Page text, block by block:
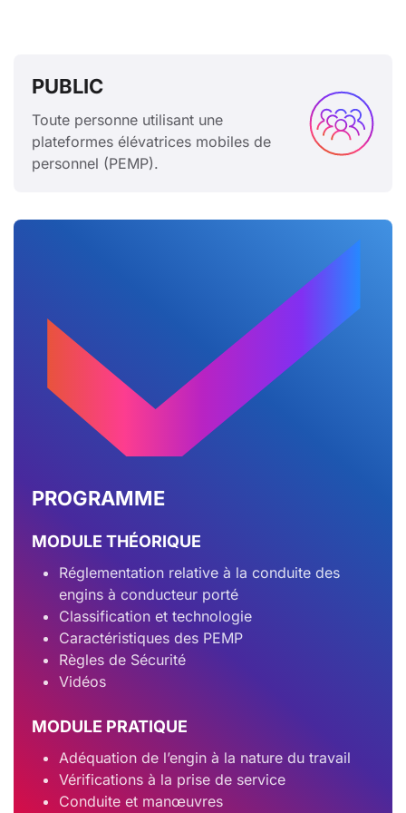
PUBLIC
Toute personne utilisant une
plateformes élévatrices mobiles de
personnel (PEMP).
PROGRAMME
MODULE THÉORIQUE
Réglementation relative à la conduite des
engins à conducteur porté
Classification et technologie
Caractéristiques des PEMP
Règles de Sécurité
Vidéos
MODULE PRATIQUE
Adéquation de l’engin à la nature du travail
Vérifications à la prise de service
Conduite et manœuvres